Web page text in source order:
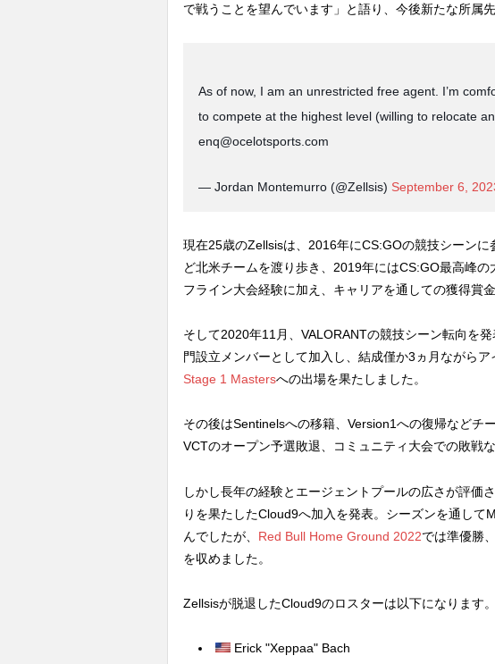
で戦うことを望んでいます」と語り、今後新たな所属
As of now, I am an unrestricted free agent. I’m
to compete at the highest level (willing to relocate
enq@ocelotsports.com
— Jordan Montemurro (@Zellsis) September 6,
現在25歳のZellsisは、2016年にCS:GOの競技シーン
ど北米チームを渡り歩き、2019年にはCS:GO最高峰
フライン大会経験に加え、キャリアを通しての獲得賞
そして2020年11月、VALORANTの競技シーン転向を
門設立メンバーとして加入し、結成僅か3ヵ月ながら
Stage 1 Mastersへの出場を果たしました。
その後はSentinelsへの移籍、Version1への復帰などチ
VCTのオープン予選敗退、コミュニティ大会での敗戦
しかし長年の経験とエージェントプールの広さが評価
りを果たしたCloud9へ加入を発表。シーズンを通し
んでしたが、 Red Bull Home Ground 2022では準優勝、
を収めました。
Zellsisが脱退したCloud9のロスターは以下になります。
Erick "Xeppaa" Bach